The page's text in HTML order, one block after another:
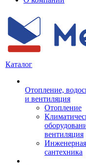
Каталог
Отопление,
и вентиляция
Отопление
вентиляция
Инженерная
сантехника